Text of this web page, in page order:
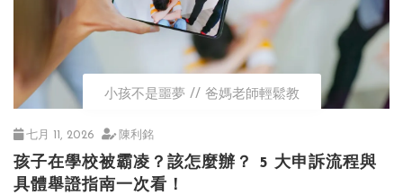
小孩不是噩夢 爸媽老師輕鬆教
七月 11, 2026 陳利銘
孩子在學校被霸凌？該怎麼辦？ 5 大申訴流程與
具體舉證指南一次看！